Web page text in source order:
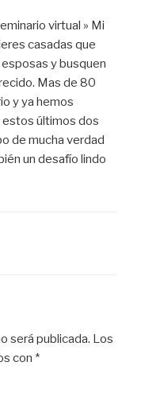
virtual » Mi
casadas que
y busquen
Mas de 80
y ya hemos
últimos dos
de mucha verdad
un desafío lindo
será publicada. Los
con *